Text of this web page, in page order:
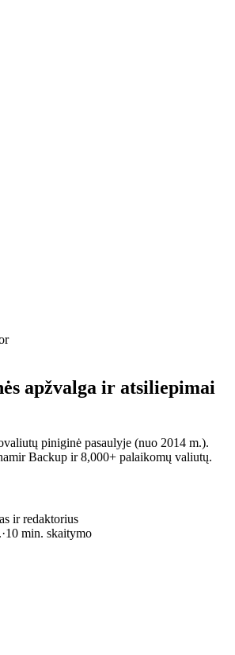
apžvalga ir atsiliepimai
piniginė pasaulyje (nuo 2014 m.).
Backup ir 8,000+ palaikomų valiutų.
ir redaktorius
·10 min. skaitymo